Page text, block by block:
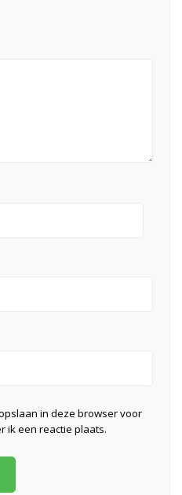
in deze browser voor
ik een reactie plaats.